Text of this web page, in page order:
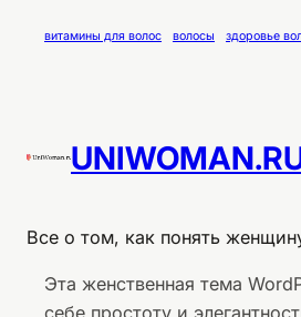
витамины для волос волосы здоровье
Все о том, как понять
Эта женственная тема